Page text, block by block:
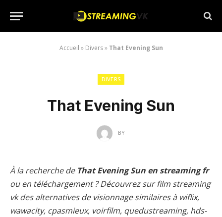
Accueil » Divers» That Evening Sun
DIVERS
That Evening Sun
BY
À la recherche de That Evening Sun en streaming fr
ou en téléchargement ? Découvrez sur film streaming
vk des alternatives de visionnage similaires à wiflix,
wawacity, cpasmieux, voirfilm, quedustreaming, hds-